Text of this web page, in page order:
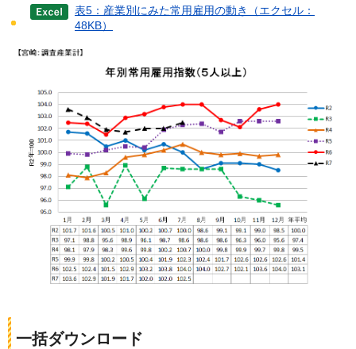
表5：産業別にみた常用雇用の動き（エクセル：
48KB）
一括ダウンロード